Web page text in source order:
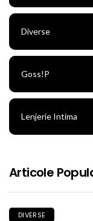
Diverse
Goss!p
Lenjerie Intima
Articole
DIVERSE